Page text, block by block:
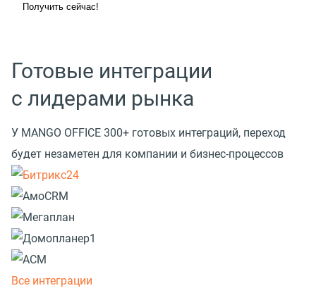
Получить сейчас!
Готовые интеграции
с лидерами рынка
У MANGO OFFICE 300+ готовых интеграций, переход
будет незаметен для компании и бизнес-процессов
Все интеграции